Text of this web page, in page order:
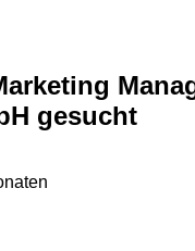
gesucht